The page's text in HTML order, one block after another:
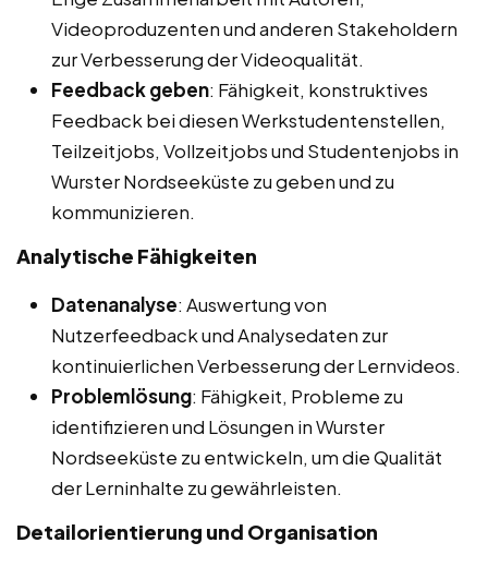
Videoproduzenten und anderen Stakeholdern
zur Verbesserung der Videoqualität.
Feedback geben: Fähigkeit, konstruktives
Feedback bei diesen Werkstudentenstellen,
Teilzeitjobs, Vollzeitjobs und Studentenjobs in
Wurster Nordseeküste zu geben und zu
kommunizieren.
Analytische Fähigkeiten
Datenanalyse: Auswertung von
Nutzerfeedback und Analysedaten zur
kontinuierlichen Verbesserung der Lernvideos.
Problemlösung: Fähigkeit, Probleme zu
identifizieren und Lösungen in Wurster
Nordseeküste zu entwickeln, um die Qualität
der Lerninhalte zu gewährleisten.
Detailorientierung und Organisation